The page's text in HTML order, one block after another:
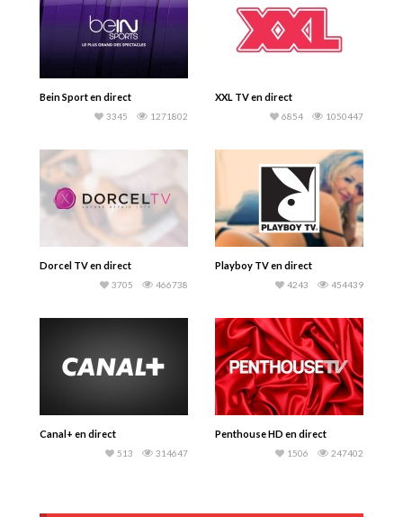
Bein Sport en direct
1271802
3345
XXL TV en direct
1050447
6854
Dorcel TV en direct
466738
3705
Playboy TV en direct
454439
4243
Canal+ en direct
314647
513
Penthouse HD en direct
247402
1506